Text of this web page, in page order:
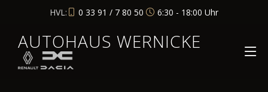
HVL: 0 33 91 / 7 80 50 6:30 - 18:00 Uhr
AUTOHAUS WERNICKE